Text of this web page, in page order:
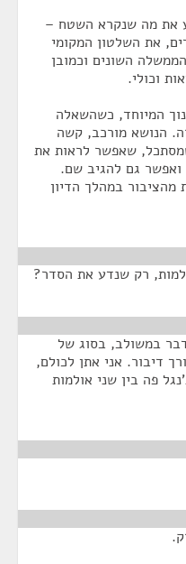
את מה שנקרא השטח –
את השלטון המקומי
השונים וכמובן
וכולי.
המיוחד, כשהשאלה
הנושא מורכב, קשה
שאפשר לראות את
ואפשר גם להגיב שם.
במהלך הדיון
רק שנדע את הסדר?
במשולב, בסוג של
דיבור. אני אתן לכולם,
פה בין שני אולמות